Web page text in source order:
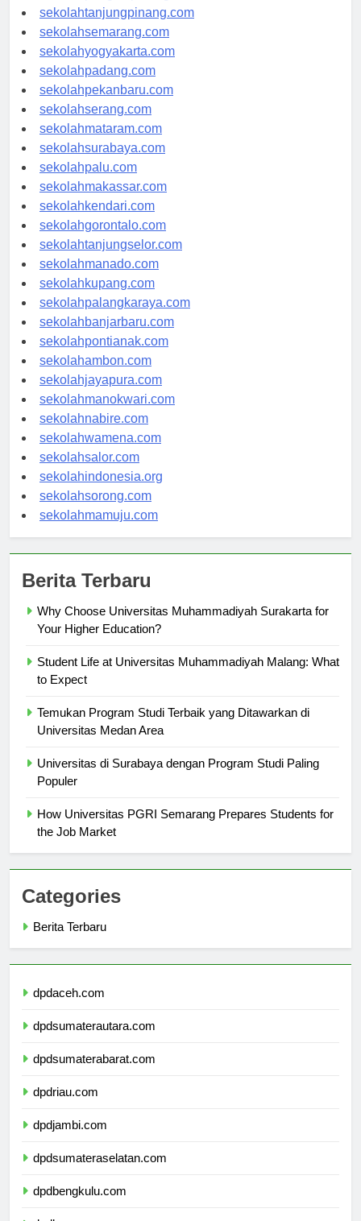
sekolahpangkalpinang.com
sekolahtanjungpinang.com
sekolahsemarang.com
sekolahyogyakarta.com
sekolahpadang.com
sekolahpekanbaru.com
sekolahserang.com
sekolahmataram.com
sekolahsurabaya.com
sekolahpalu.com
sekolahmakassar.com
sekolahkendari.com
sekolahgorontalo.com
sekolahtanjungselor.com
sekolahmanado.com
sekolahkupang.com
sekolahpalangkaraya.com
sekolahbanjarbaru.com
sekolahpontianak.com
sekolahambon.com
sekolahjayapura.com
sekolahmanokwari.com
sekolahnabire.com
sekolahwamena.com
sekolahsalor.com
sekolahindonesia.org
sekolahsorong.com
Why Choose Universitas Muhammadiyah Surakarta for
Student Life at Universitas Muhammadiyah Malang: What
Temukan Program Studi Terbaik yang Ditawarkan di
Universitas di Surabaya dengan Program Studi Paling
How Universitas PGRI Semarang Prepares Students for
Categories